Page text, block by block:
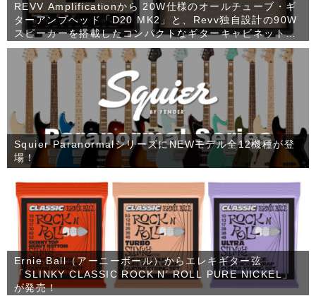
REVV Amplificationから 20W仕様のオールチューブ・ギ
ターアンプヘッド「D20 MK2」と、Revv独自設計の90W
スピーカーを搭載したコンパクトなギターキャビネット
「1×12 RV90」が発売！
Squier ParanormalシリーズにNEWモデル全12機種が登
場！
Ernie Ball（アーニーボール）からエレキギター弦
「SLINKY CLASSIC ROCK N’ ROLL PURE NICKEL」
が発売！